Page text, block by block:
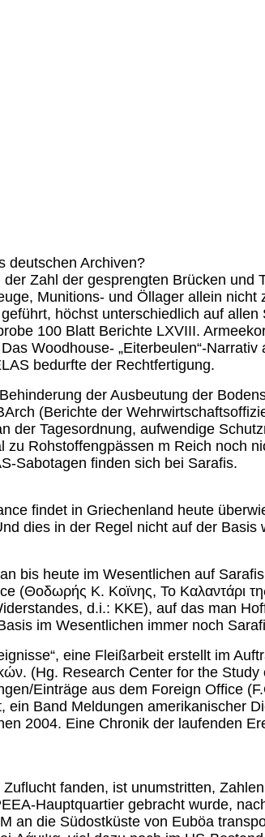
deutschen Archiven?
Zahl der gesprengten Brücken
Munitions- und Öllager allein
höchst unterschiedlich auf
100 Blatt Berichte LXVIII.
Woodhouse- „Eiterbeulen“-
bedurfte der Rechtfertigung.
der Ausbeutung der
(Berichte der
der Tagesordnung, aufwendige
Rohstoffengpässen m Reich noch
Sabotagen finden sich bei Sarafis.
findet in Griechenland heute
dies in der Regel nicht auf der
bis heute im Wesentlichen auf
(Θοδωρής Κ. Κοϊνης, Το Καλαντάρι
d.i.: KKE), auf das man
im Wesentlichen immer noch
eine Fleißarbeit erstellt im
(Hg. Research Center for the
Einträge aus dem Foreign Office
Band Meldungen amerikanischer
2004. Eine Chronik der laufenden
fanden, ist unumstritten,
Hauptquartier gebracht wurde,
an die Südostküste von Euböa